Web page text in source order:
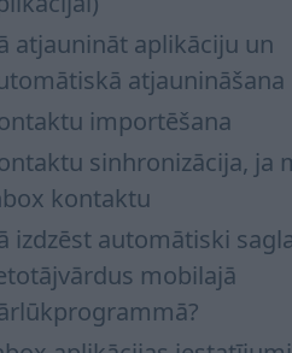
atjaunināt aplikāciju un
atjaunināšana
importēšana
sinhronizācija, ja
kontaktu
izdzēst automātiski
mobilajā